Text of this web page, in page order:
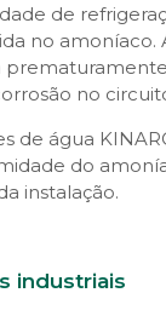
de
no amoníaco.
no
de água
do
instalação.
industriais